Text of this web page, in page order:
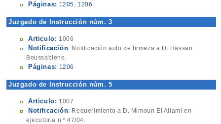
Páginas: 1205, 1206
Juzgado de Instrucción núm. 3
Articulo: 1006
Notificación: Notificación auto de firmeza a D. Hassan
Boussabiene.
Páginas: 1206
Juzgado de Instrucción núm. 5
Articulo: 1007
Notificación: Requerimiento a D. Mimoun El Allami en
ejecutoria n.º 47/04.